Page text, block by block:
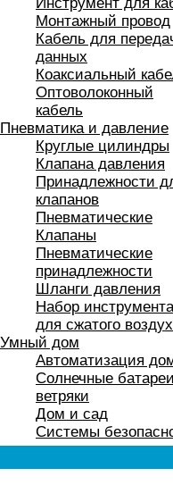
Монтажный провод
Кабель для
данных
Коаксиальный
Оптоволоконный
кабель
Пневматика и давление
Круглые цилиндры
Клапана давления
Принадлежности
клапанов
Пневматические
Клапаны
Пневматические
принадлежности
Шланги давления
Набор инструмента
для сжатого
Умный дом
Автоматизация
Солнечные
ветряки
Дом и сад
Системы